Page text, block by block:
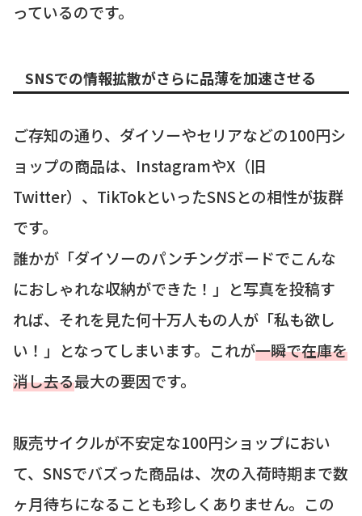
っているのです。
SNSでの情報拡散がさらに品薄を加速させる
ご存知の通り、ダイソーやセリアなどの100円シ
ョップの商品は、InstagramやX（旧
Twitter）、TikTokといったSNSとの相性が抜群
です。
誰かが「ダイソーのパンチングボードでこんな
におしゃれな収納ができた！」と写真を投稿す
れば、それを見た何十万人もの人が「私も欲し
い！」となってしまいます。これが一瞬で在庫を
消し去る最大の要因です。
販売サイクルが不安定な100円ショップにおい
て、SNSでバズった商品は、次の入荷時期まで数
ヶ月待ちになることも珍しくありません。この